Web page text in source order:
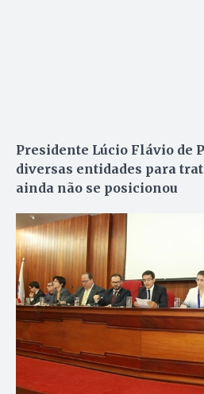
Presidente Lúcio Flávio de
diversas entidades para
ainda não se posicionou